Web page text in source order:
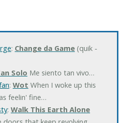
: Change da Game(quik -
Solo Me siento tan vivo…
: Wot When I woke up this
feelin' fine…
: Walk This Earth Alone